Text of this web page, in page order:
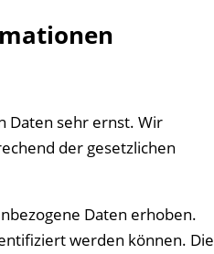
Daten sehr ernst. Wir
der gesetzlichen
Daten erhoben.
werden können. Die